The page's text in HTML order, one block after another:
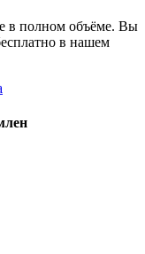
в полном объёме. Вы
в нашем